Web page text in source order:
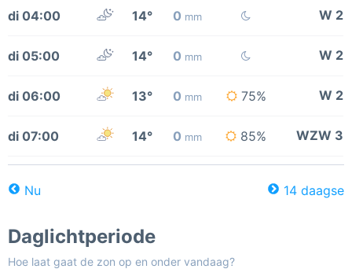
di 04:00 14° 0 mm W 2
di 05:00 14° 0 mm W 2
di 06:00 13° 0 mm 75% W 2
di 07:00 14° 0 mm 85% WZW 3
Nu 14 daagse
Daglichtperiode
Hoe laat gaat de zon op en onder vandaag?